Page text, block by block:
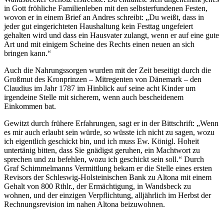
in Gott fröhliche Familienleben mit den selbsterfundenen Festen,
wovon er in einem Brief an Andres schreibt: „Du weißt, dass in
jeder gut eingerichteten Haushaltung kein Festtag ungefeiert
gehalten wird und dass ein Hausvater zulangt, wenn er auf eine gute
Art und mit einigem Scheine des Rechts einen neuen an sich
bringen kann.“
Auch die Nahrungssorgen wurden mit der Zeit beseitigt durch die
Großmut des Kronprinzen – Mitregenten von Dänemark – den
Claudius im Jahr 1787 im Hinblick auf seine acht Kinder um
irgendeine Stelle mit sicherem, wenn auch bescheidenem
Einkommen bat.
Gewitzt durch frühere Erfahrungen, sagt er in der Bittschrift: „Wenn
es mir auch erlaubt sein würde, so wüsste ich nicht zu sagen, wozu
ich eigentlich geschickt bin, und ich muss Ew. Königl. Hoheit
untertänig bitten, dass Sie gnädigst geruhen, ein Machtwort zu
sprechen und zu befehlen, wozu ich geschickt sein soll.“ Durch
Graf Schimmelmanns Vermittlung bekam er die Stelle eines ersten
Revisors der Schleswig-Holsteinischen Bank zu Altona mit einem
Gehalt von 800 Rthlr., der Ermächtigung, in Wandsbeck zu
wohnen, und der einzigen Verpflichtung, alljährlich im Herbst der
Rechnungsrevision im nahen Altona beizuwohnen.